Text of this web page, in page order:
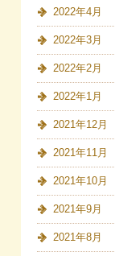
2022年4月
2022年3月
2022年2月
2022年1月
2021年12月
2021年11月
2021年10月
2021年9月
2021年8月